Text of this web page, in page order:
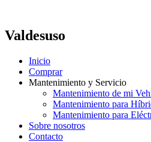
contenido
Valdesuso
Inicio
Comprar
Mantenimiento y Servicio
Mantenimiento de mi
Mantenimiento para
Mantenimiento para
Sobre nosotros
Contacto